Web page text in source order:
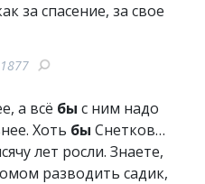
за спасение, за свое
а всё бы с ним надо
Хоть бы Снетков…
лет росли. Знаете,
разводить садик,